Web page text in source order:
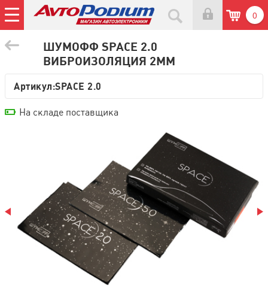
0
ШУМОФФ SPACE 2.0
ВИБРОИЗОЛЯЦИЯ 2ММ
Артикул:SPACE 2.0
На складе поставщика